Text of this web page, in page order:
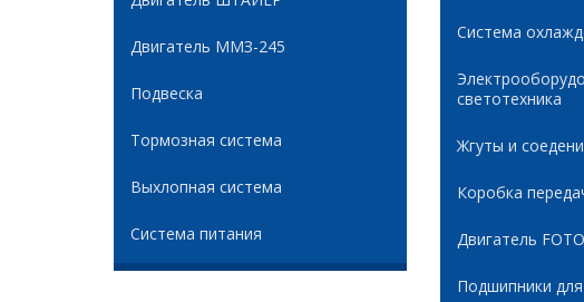
Двигатель ММЗ-245
Подвеска
Тормозная система
Выхлопная система
Система питания
Система
светотехника
Жгуты и
Коробка
Двигатель
Подшипники